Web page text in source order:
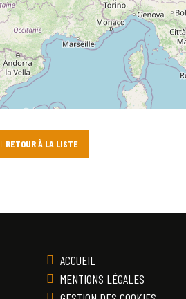
RETOUR À LA LISTE
ACCUEIL
MENTIONS LÉGALES